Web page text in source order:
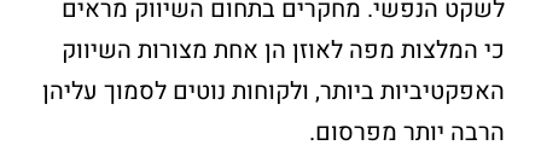
לשקט הנפשי. מחקרים בתחום השיווק מראים
כי המלצות מפה לאוזן הן אחת מצורות השיווק
האפקטיביות ביותר, ולקוחות נוטים לסמוך עליהן
הרבה יותר מפרסום.